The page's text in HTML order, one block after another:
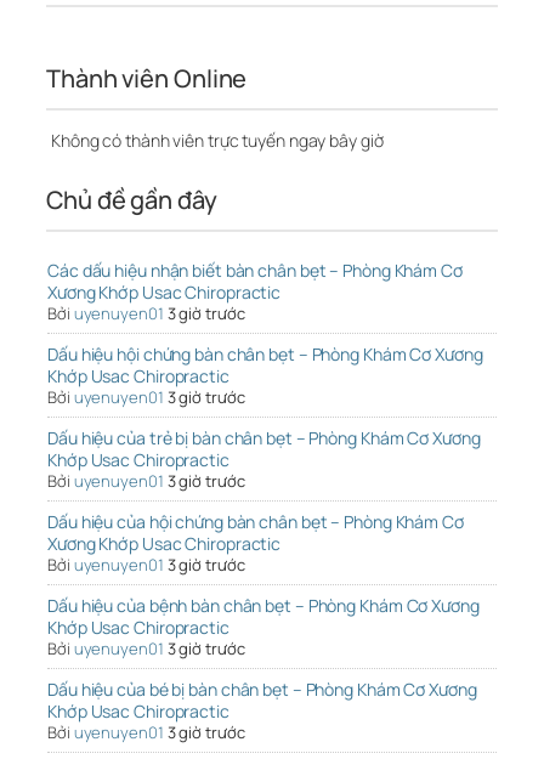
Thành viên Online
Không có thành viên trực tuyến ngay bây giờ
Chủ đề gần đây
Các dấu hiệu nhận biết bàn chân bẹt – Phòng Khám Cơ
Xương Khớp Usac Chiropractic
Bởi uyenuyen01 3 giờ trước
Dấu hiệu hội chứng bàn chân bẹt – Phòng Khám Cơ Xương
Khớp Usac Chiropractic
Bởi uyenuyen01 3 giờ trước
Dấu hiệu của trẻ bị bàn chân bẹt – Phòng Khám Cơ Xương
Khớp Usac Chiropractic
Bởi uyenuyen01 3 giờ trước
Dấu hiệu của hội chứng bàn chân bẹt – Phòng Khám Cơ
Xương Khớp Usac Chiropractic
Bởi uyenuyen01 3 giờ trước
Dấu hiệu của bệnh bàn chân bẹt – Phòng Khám Cơ Xương
Khớp Usac Chiropractic
Bởi uyenuyen01 3 giờ trước
Dấu hiệu của bé bị bàn chân bẹt – Phòng Khám Cơ Xương
Khớp Usac Chiropractic
Bởi uyenuyen01 3 giờ trước